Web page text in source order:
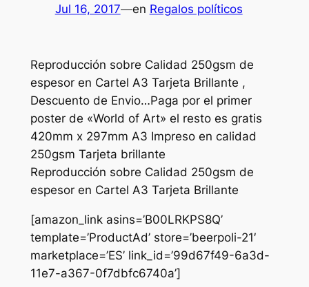
Jul 16, 2017—en Regalos políticos
Reproducción sobre Calidad 250gsm de
espesor en Cartel A3 Tarjeta Brillante ,
Descuento de Envio…Paga por el primer
poster de «World of Art» el resto es gratis
420mm x 297mm A3 Impreso en calidad
250gsm Tarjeta brillante
Reproducción sobre Calidad 250gsm de
espesor en Cartel A3 Tarjeta Brillante
[amazon_link asins=’B00LRKPS8Q’
template=’ProductAd’ store=’beerpoli-21′
marketplace=’ES’ link_id=’99d67f49-6a3d-
11e7-a367-0f7dbfc6740a’]